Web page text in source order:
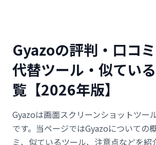
Gyazoの評判・口コ
代替ツール・似てい
覧【2026年版】
Gyazoは画面スクリーンショットツー
です。当ページではGyazoについての
ミ、似ているツール、注意点などを紹